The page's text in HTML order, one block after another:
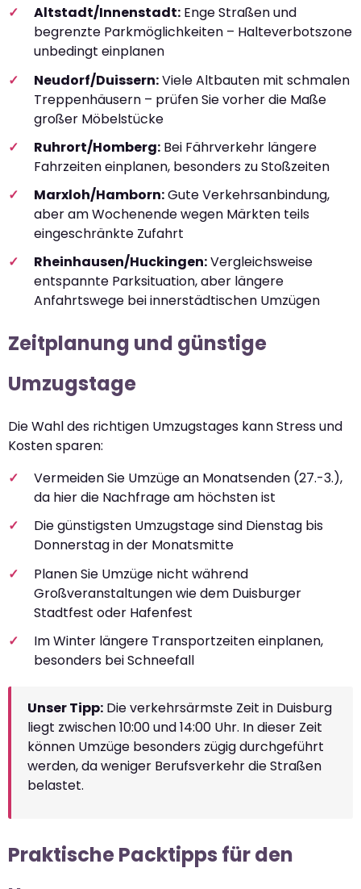
Altstadt/Innenstadt: Enge Straßen und
begrenzte Parkmöglichkeiten – Halteverbotszone
unbedingt einplanen
Neudorf/Duissern:Viele Altbauten mit schmalen
Treppenhäusern – prüfen Sie vorher die Maße
großer Möbelstücke
Ruhrort/Homberg: Bei Fährverkehr längere
Fahrzeiten einplanen, besonders zu Stoßzeiten
Marxloh/Hamborn:Gute Verkehrsanbindung,
aber am Wochenende wegen Märkten teils
eingeschränkte Zufahrt
Rheinhausen/Huckingen:Vergleichsweise
entspannte Parksituation, aber längere
Anfahrtswege bei innerstädtischen Umzügen
Zeitplanung und günstige
Umzugstage
Die Wahl des richtigen Umzugstages kann Stress und
Kosten sparen:
Vermeiden Sie Umzüge an Monatsenden (27.-3.),
da hier die Nachfrage am höchsten ist
Die günstigsten Umzugstage sind Dienstag bis
Donnerstag in der Monatsmitte
Planen Sie Umzüge nicht während
Großveranstaltungen wie dem Duisburger
Stadtfest oder Hafenfest
Im Winter längere Transportzeiten einplanen,
besonders bei Schneefall
Unser Tipp: Die verkehrsärmste Zeit in Duisburg
liegt zwischen 10:00 und 14:00 Uhr. In dieser Zeit
können Umzüge besonders zügig durchgeführt
werden, da weniger Berufsverkehr die Straßen
belastet.
Praktische Packtipps für den